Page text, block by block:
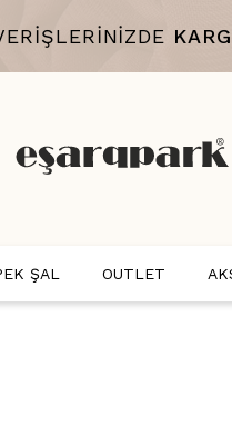
ŞAL OUTLET